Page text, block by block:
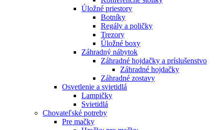
Úložné priestory
Botníky
Regály a poličky
Trezory
Úložné boxy
Záhradný nábytok
Záhradné hojdačky a príslušenstvo
Záhradné hojdačky
Záhradné zostavy
Osvetlenie a svietidlá
Lampičky
Svietidlá
Chovateľské potreby
Pre mačky